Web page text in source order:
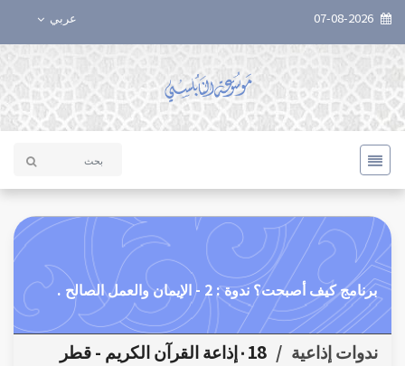
عربي
برنامج كيف أصبحت؟ ندوة : 2 - الإيمان والعمل الصالح .
ندوات إذاعية / ٠18إذاعة القرآن الكريم - قطر